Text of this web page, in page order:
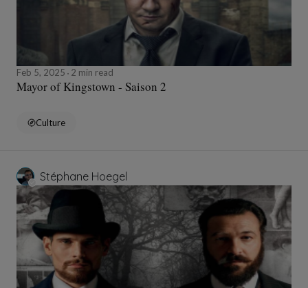
Feb 5, 2025 2 min read
Mayor of Kingstown - Saison 2
Culture
Stéphane Hoegel